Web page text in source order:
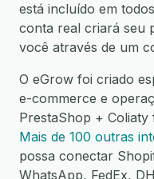
está incluído em
conta real criará seu
você através de um
O eGrow foi criado
e-commerce e
PrestaShop +
Mais de 100 outras
possa conectar
WhatsApp, FedEx,